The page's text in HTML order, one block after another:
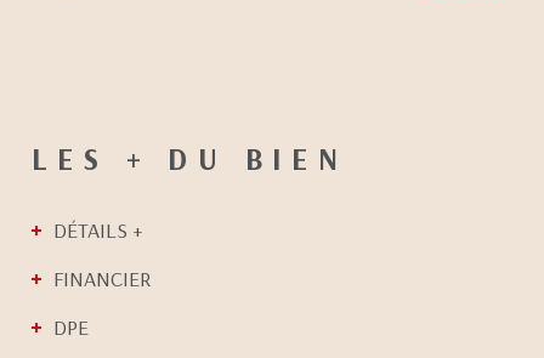
LES + DU BIEN
DÉTAILS +
FINANCIER
DPE